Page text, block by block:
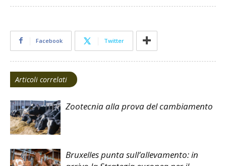
Facebook Twitter
Articoli correlati
Zootecnia alla prova del cambiamento
Bruxelles punta sull’allevamento: in